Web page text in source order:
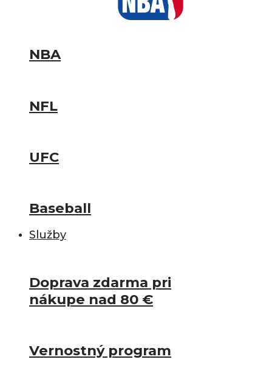
NBA
NFL
UFC
Baseball
Služby
Doprava zdarma pri
nákupe nad 80 €
Vernostný program